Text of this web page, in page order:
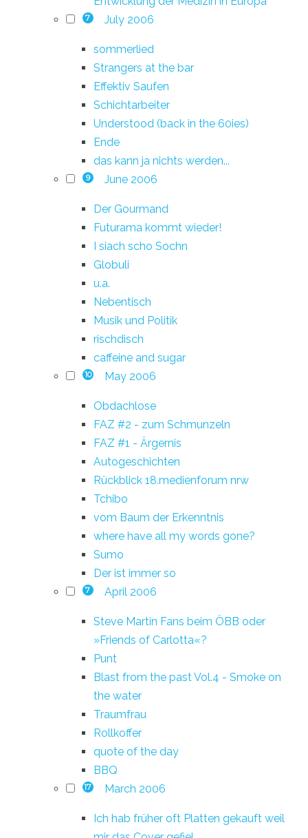
7 July 2006
sommerlied
Strangers at the bar
Effektiv Saufen
Schichtarbeiter
Understood (back in the 60ies)
Ende
das kann ja nichts werden...
9 June 2006
Der Gourmand
Futurama kommt wieder!
I siach scho Sochn
Globuli
u.a.
Nebentisch
Musik und Politik
rischdisch
caffeine and sugar
10 May 2006
Obdachlose
FAZ #2 - zum Schmunzeln
FAZ #1 - Ärgernis
Autogeschichten
Rückblick 18.medienforum nrw
Tchibo
vom Baum der Erkenntnis
where have all my words gone?
Sumo
Der ist immer so
7 April 2006
Steve Martin Fans beim ÖBB oder
»Friends of Carlotta«?
Punt
Blast from the past Vol.4 - Smoke on
the water
Traumfrau
Rollkoffer
quote of the day
BBQ
17 March 2006
Ich hab früher oft Platten gekauft weil